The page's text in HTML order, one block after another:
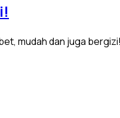
mudah dan juga